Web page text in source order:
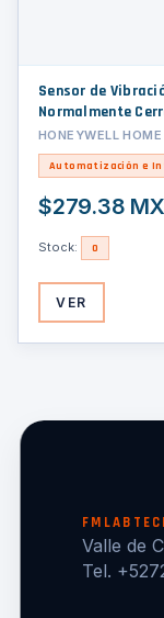
Sensor de
Normalmente
paredes, techos,
HONEYWELL HOME
Automatización e
$279.38
Stock: 0
VER
Valle de
Tel.